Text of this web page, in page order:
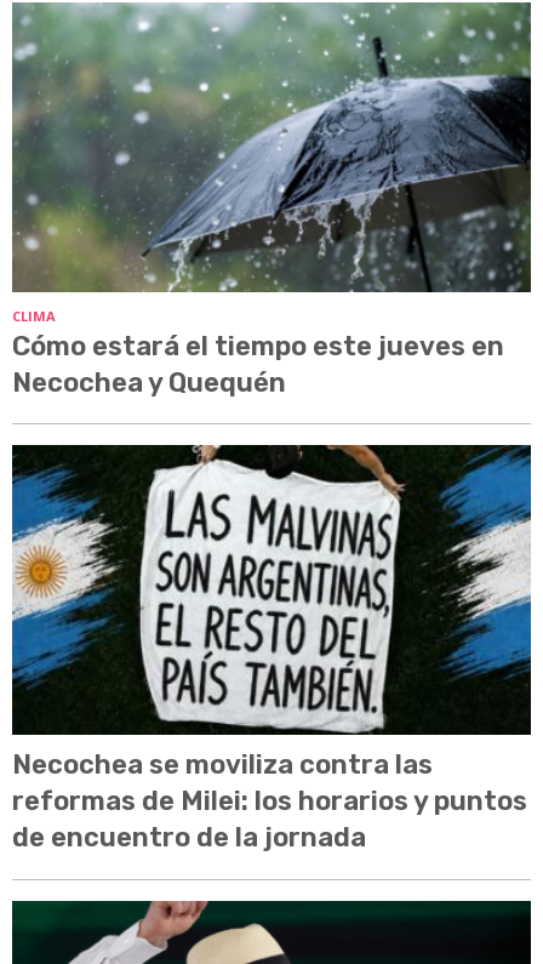
CLIMA
Cómo estará el tiempo este jueves en
Necochea y Quequén
Necochea se moviliza contra las
reformas de Milei: los horarios y puntos
de encuentro de la jornada